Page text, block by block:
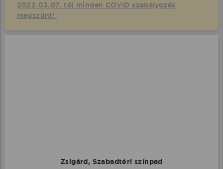
2022.03.07. től minden COVID szabályozás
megszűnt!
Zsigárd, Szabadtéri színpad